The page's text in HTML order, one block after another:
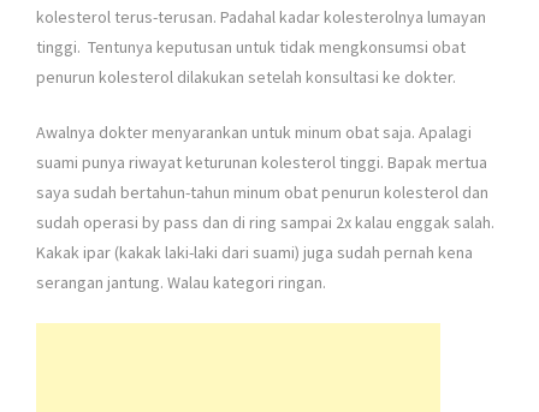
kolesterol terus-terusan. Padahal kadar kolesterolnya lumayan
tinggi. Tentunya keputusan untuk tidak mengkonsumsi obat
penurun kolesterol dilakukan setelah konsultasi ke dokter.
Awalnya dokter menyarankan untuk minum obat saja. Apalagi
suami punya riwayat keturunan kolesterol tinggi. Bapak mertua
saya sudah bertahun-tahun minum obat penurun kolesterol dan
sudah operasi by pass dan di ring sampai 2x kalau enggak salah.
Kakak ipar (kakak laki-laki dari suami) juga sudah pernah kena
serangan jantung. Walau kategori ringan.